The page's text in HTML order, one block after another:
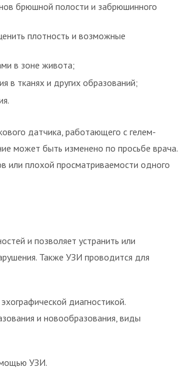
брюшной полости и забрюшинного
плотность и возможные
в зоне живота;
в тканях и других образований;
датчика, работающего с гелем-
может быть изменено по просьбе врача.
или плохой просматриваемости одного
и позволяет устранить или
Также УЗИ проводится для
диагностикой.
и новообразования, виды
УЗИ.